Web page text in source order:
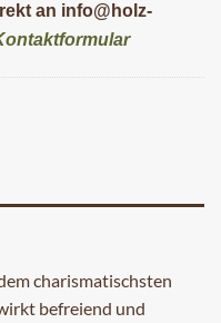
an info@holz-
charismatischsten
befreiend und